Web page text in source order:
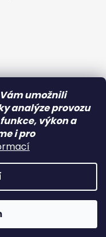
umožnili
analýze provozu
výkon a
i pro
práva vyhrazena.